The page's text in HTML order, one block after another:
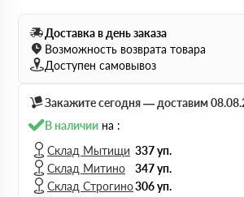
Доставка в день заказа
Возможность возврата товара
Доступен самовывоз
Закажите сегодня — доставим
В наличии на :
Склад Мытищи 337 уп.
Склад Митино
347 уп.
Склад Строгино306 уп.